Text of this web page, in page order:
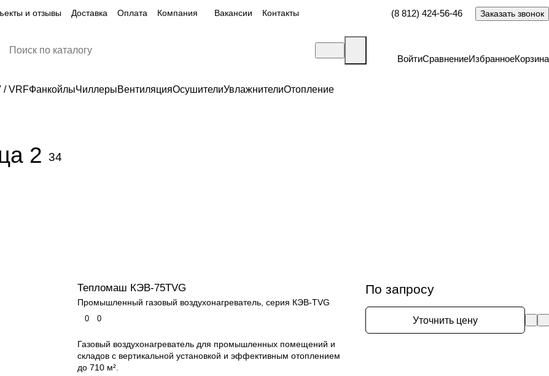
и отзывы Доставка Оплата Компания Вакансии Контакты (8 812) 424-56-46 Заказать звонок
ВойтиСравнениеИзбранноеКорзина
/ VRFФанкойлыЧиллерыВентиляцияОсушителиУвлажнителиОтопление
2 34
Тепломаш КЭВ-75TVG
Промышленный газовый воздухонагреватель, серия КЭВ-TVG
0 0
Газовый воздухонагреватель для промышленных помещений и
складов с вертикальной установкой и эффективным отоплением
до 710 м².
По запросу
Уточнить цену